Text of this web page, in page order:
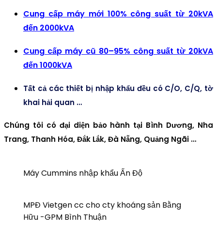
Cung cấp máy mới 100% công suất từ 20kVA
đến 2000kVA
Cung cấp máy cũ 80–95% công suất từ 20kVA
đến 1000kVA
Tất cả các thiết bị nhập khẩu đều có C/O, C/Q, tờ
khai hải quan …
Chúng tôi có đại diện bảo hành tại Bình Dương, Nha
Trang, Thanh Hóa, Đắk Lắk, Đà Nẵng, Quảng Ngãi …
Máy Cummins nhập khẩu Ấn Độ
MPĐ Vietgen cc cho cty khoáng sản Bằng
Hữu -GPM Bình Thuận